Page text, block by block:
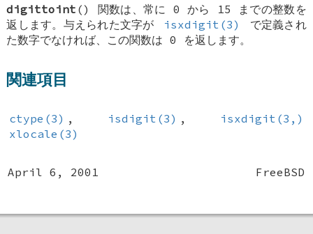
digittoint () 関数は、常に 0 から 15 までの整数を
返します。与えられた文字が
isxdigit(3)
で定義され
た数字でなければ、この関数は 0 を返します。
関連項目
ctype(3) , isdigit(3) ,
isxdigit(3,)
xlocale(3)
April 6, 2001 FreeBSD